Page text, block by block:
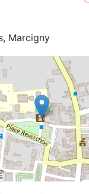
Marcigny